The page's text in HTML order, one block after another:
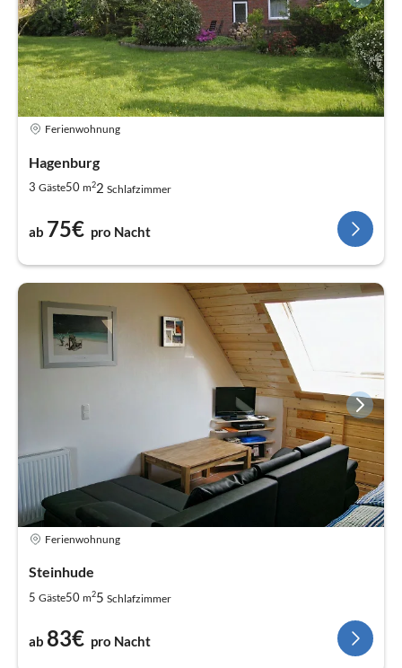
Ferienwohnung
Hagenburg
3 Gäste50 m22 Schlafzimmer
ab 75€ pro Nacht
Ferienwohnung
Steinhude
5 Gäste50 m25 Schlafzimmer
ab 83€ pro Nacht